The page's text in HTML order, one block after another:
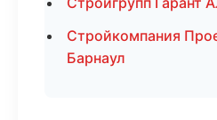
Стройкомпания
Барнаул